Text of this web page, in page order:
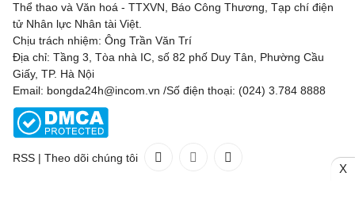
Thể thao và Văn hoá - TTXVN, Báo Công Thương, Tạp chí điện
tử Nhân lực Nhân tài Việt.
Chịu trách nhiệm: Ông Trần Văn Trí
Địa chỉ: Tầng 3, Tòa nhà IC, số 82 phố Duy Tân, Phường Cầu
Giấy, TP. Hà Nội
Email: bongda24h@incom.vn /Số điện thoại: (024) 3.784 8888
RSS | Theo dõi chúng tôi
X